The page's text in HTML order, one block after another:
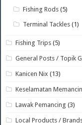
Fishing Rods (5)
Terminal Tackles (1)
Fishing Trips (5)
General Posts / Topik
Kanicen Nix (13)
Keselamatan
Lawak Pemancing (3)
Local Products /